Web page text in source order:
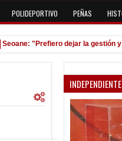
POLIDEPORTIVO PEÑAS
"Prefiero dejar la gestión y que